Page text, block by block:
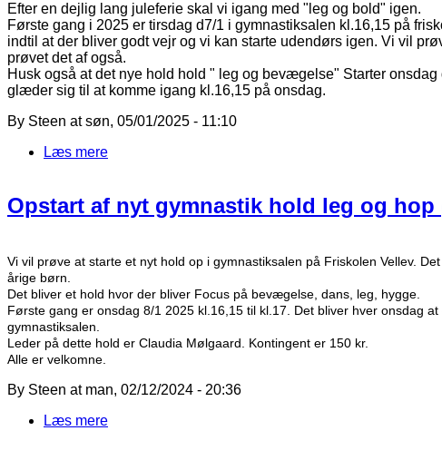
Efter en dejlig lang juleferie skal vi igang med "leg og bold" igen.
Første gang i 2025 er tirsdag d7/1 i gymnastiksalen kl.16,15 på
indtil at der bliver godt vejr og vi kan starte udendørs igen. Vi vil
prøvet det af også.
Husk også at det nye hold hold " leg og bevægelse" Starter
glæder sig til at komme igang kl.16,15 på onsdag.
By Steen atsøn, 05/01/2025 - 11:10
Læs mere
Opstart af nyt gymnastik hold leg og hop
Vi vil prøve at starte et nyt hold op i gymnastiksalen på Friskolen Vellev.
årige børn.
Det bliver et hold hvor der bliver Focus på bevægelse, dans, leg, hygge.
Første gang er onsdag 8/1 2025 kl.16,15 til kl.17. Det bliver hver onsdag
gymnastiksalen.
Leder på dette hold er Claudia Mølgaard. Kontingent er 150 kr.
Alle er velkomne.
By Steen at man, 02/12/2024 - 20:36
Læs mere